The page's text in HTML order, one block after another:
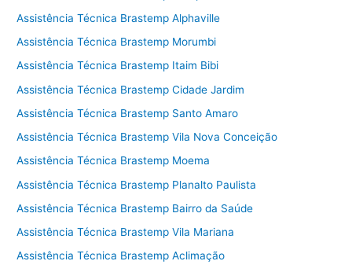
Assistência Técnica Brastemp Alphaville
Assistência Técnica Brastemp Morumbi
Assistência Técnica Brastemp Itaim Bibi
Assistência Técnica Brastemp Cidade Jardim
Assistência Técnica Brastemp Santo Amaro
Assistência Técnica Brastemp Vila Nova Conceição
Assistência Técnica Brastemp Moema
Assistência Técnica Brastemp Planalto Paulista
Assistência Técnica Brastemp Bairro da Saúde
Assistência Técnica Brastemp Vila Mariana
Assistência Técnica Brastemp Aclimação